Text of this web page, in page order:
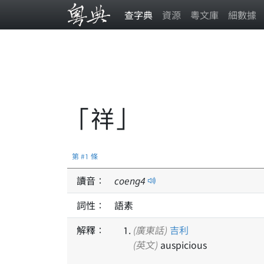
查字典 資源 粵文庫 細數據
「祥」
第 #1 條
讀音： coeng4
詞性：
語素
解釋：
(廣東話) 吉利
(英文) auspicious